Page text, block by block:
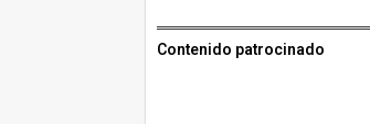
Contenido patrocinado